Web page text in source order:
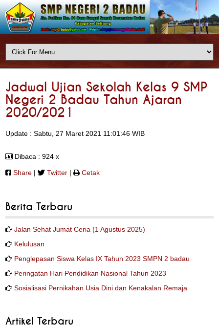
Jadwal Ujian Sekolah Kelas 9 SMP
Negeri 2 Badau Tahun Ajaran
2020/2021
Update : Sabtu, 27 Maret 2021 11:01:46 WIB
Dibaca : 924 x
Share | Twitter | Cetak
Berita Terbaru
Jalan Sehat Jumat Ceria (1 Agustus 2025)
Kelulusan
Penglepasan Siswa Kelas IX Tahun 2023 SMPN 2 badau
Peringatan Hari Pendidikan Nasional Tahun 2023
Sosialisasi Pernikahan Usia Dini dan Kenakalan Remaja
Artikel Terbaru